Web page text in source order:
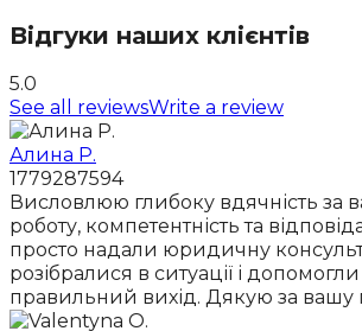
Відгуки наших клієнтів
5.0
See all reviewsWrite a review
Алина Р.
1779287594
Висловлюю глибоку вдячність за
роботу, компетентність та
просто надали юридичну
розібралися в ситуації і
правильний вихід. Дякую за вашу